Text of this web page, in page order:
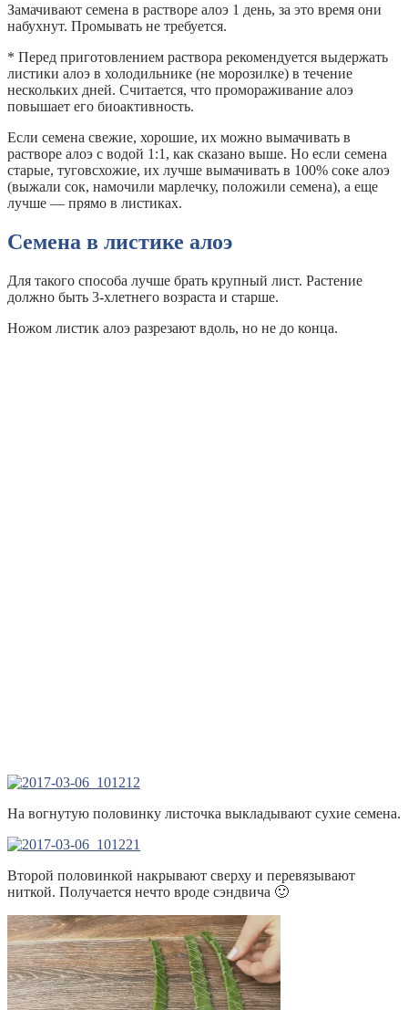
Замачивают семена в растворе алоэ 1 день, за это время они
набухнут. Промывать не требуется.
* Перед приготовлением раствора рекомендуется выдержать
листики алоэ в холодильнике (не морозилке) в течение
нескольких дней. Считается, что промораживание алоэ
повышает его биоактивность.
Если семена свежие, хорошие, их можно вымачивать в
растворе алоэ с водой 1:1, как сказано выше. Но если семена
старые, туговсхожие, их лучше вымачивать в 100% соке алоэ
(выжали сок, намочили марлечку, положили семена), а еще
лучше — прямо в листиках.
Семена в листике алоэ
Для такого способа лучше брать крупный лист. Растение
должно быть 3-хлетнего возраста и старше.
Ножом листик алоэ разрезают вдоль, но не до конца.
На вогнутую половинку листочка выкладывают сухие семена.
Второй половинкой накрывают сверху и перевязывают
ниткой. Получается нечто вроде сэндвича 🙂